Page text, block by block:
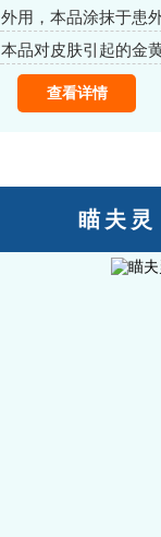
油、野菊花、 艾草、
皮、五倍子等
外用，本品涂抹于患
查看详情
瞄夫